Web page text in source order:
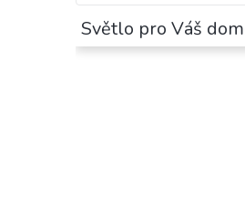
Světlo pro Váš